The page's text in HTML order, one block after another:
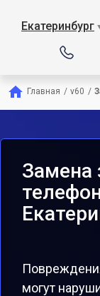
Екатеринбург
Главная / v60 /
Замена
могут